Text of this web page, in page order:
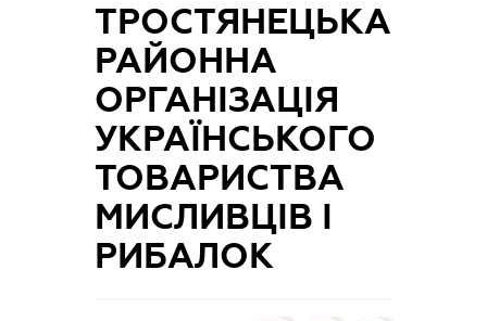
ТРОСТЯНЕЦЬКА
РАЙОННА
ОРГАНІЗАЦІЯ
УКРАЇНСЬКОГО
ТОВАРИСТВА
МИСЛИВЦІВ І
РИБАЛОК